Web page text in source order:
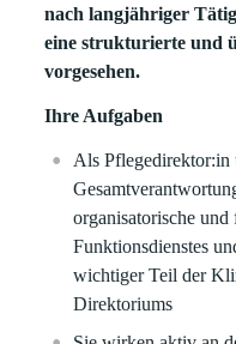
nach langjähriger
eine strukturierte und
vorgesehen.
Ihre Aufgaben
Als Pflegedirektor:in
organisatorische
Funktionsdienstes
wichtiger Teil der
Direktoriums